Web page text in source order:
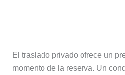
El traslado privado ofrece un
momento de la reserva. Un